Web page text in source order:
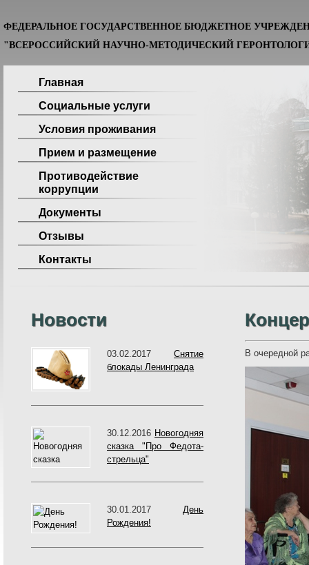
ФЕДЕРАЛЬНОЕ ГОСУДАРСТВЕННОЕ БЮДЖЕТНОЕ
"ВСЕРОССИЙСКИЙ НАУЧНО-МЕТОДИЧЕСКИЙ
Главная
Социальные услуги
Условия проживания
Прием и размещение
Противодействие
коррупции
Документы
Отзывы
Контакты
Новости
03.02.2017 Снятие
блокады Ленинграда
30.12.2016 Новогодняя
сказка "Про Федота-
стрельца"
30.01.2017 День
Рождения!
В очередной